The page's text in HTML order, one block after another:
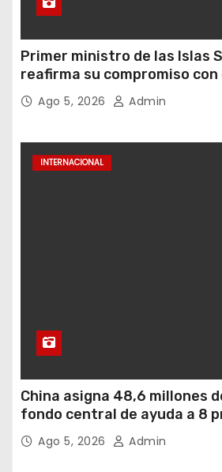
Primer ministro de las Islas
reafirma su compromiso
una sola China
Ago 5, 2026 Admin
INTERNACIONAL
China asigna 48,6 millones
fondo central de ayuda a 8
afectadas por inundaciones
Ago 5, 2026 Admin